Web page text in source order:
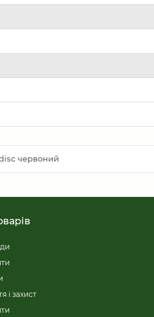
червоний
і захист